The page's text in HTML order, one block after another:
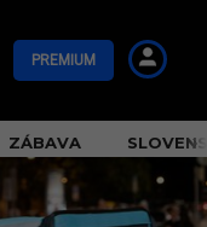
PREMIUM
ZÁBAVA